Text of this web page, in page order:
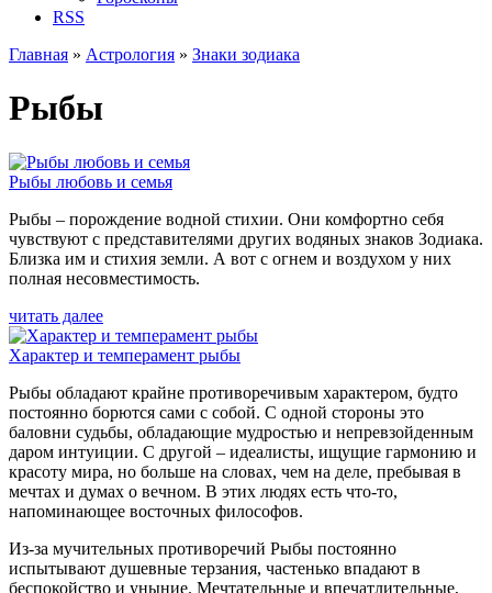
RSS
Главная » Астрология » Знаки зодиака
Рыбы
Рыбы любовь и семья
Рыбы – порождение водной стихии. Они комфортно себя
чувствуют с представителями других водяных знаков Зодиака.
Близка им и стихия земли. А вот с огнем и воздухом у них
полная несовместимость.
читать далее
Характер и темперамент рыбы
Рыбы обладают крайне противоречивым характером, будто
постоянно борются сами с собой. С одной стороны это
баловни судьбы, обладающие мудростью и непревзойденным
даром интуиции. С другой – идеалисты, ищущие гармонию и
красоту мира, но больше на словах, чем на деле, пребывая в
мечтах и думах о вечном. В этих людях есть что-то,
напоминающее восточных философов.
Из-за мучительных противоречий Рыбы постоянно
испытывают душевные терзания, частенько впадают в
беспокойство и уныние. Мечтательные и впечатлительные,